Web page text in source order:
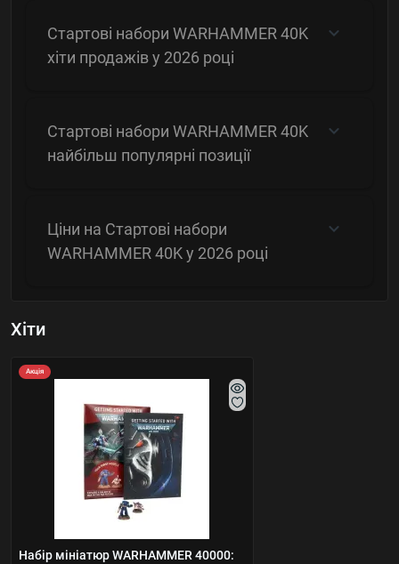
Стартові набори WARHAMMER 40K
хіти продажів у 2026 році
Стартові набори WARHAMMER 40K
найбільш популярні позиції
Ціни на Стартові набори
WARHAMMER 40K у 2026 році
Хіти
Акція
Набір мініатюр WARHAMMER 40000: